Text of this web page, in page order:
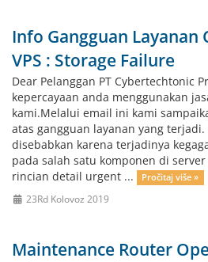
Info Gangguan Layanan
VPS : Storage Failure
Dear Pelanggan PT Cybertechtonic
kepercayaan anda menggunakan
kami.Melalui email ini kami
atas gangguan layanan yang
disebabkan karena terjadinya
pada salah satu komponen di
rincian detail urgent ...
Pročitaj više »
23Rd Kolovoz 2019
Maintenance Router